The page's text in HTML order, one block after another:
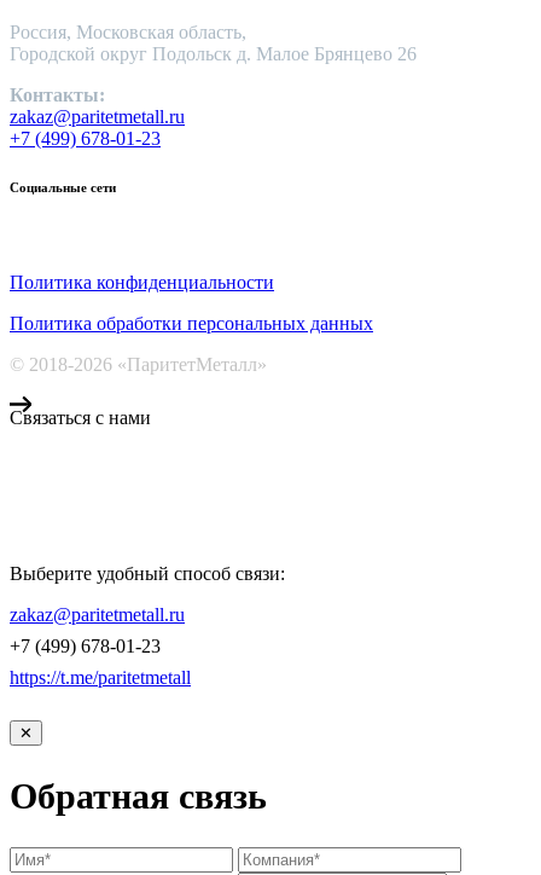
Россия, Московская область,
Городской округ Подольск д. Малое Брянцево 26
Контакты:
zakaz@paritetmetall.ru
+7 (499) 678-01-23
Социальные сети
Политика конфиденциальности
Политика обработки персональных данных
© 2018-2026 «ПаритетМеталл»
Связаться с нами
Выберите удобный способ связи:
zakaz@paritetmetall.ru
+7 (499) 678-01-23
https://t.me/paritetmetall
✕
Обратная связь